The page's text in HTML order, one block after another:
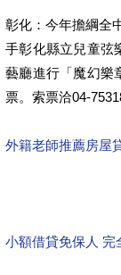
彰化：今年擔綱全
手彰化縣立兒童弦
藝廳進行「魔幻樂
票。索票洽04-
外籍老師推薦房屋
小額借貸免保人 完